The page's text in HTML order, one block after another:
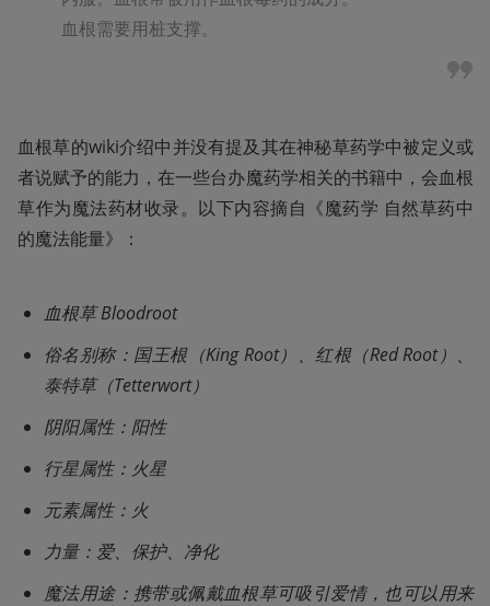
血根需要用桩支撑。
血根草的wiki介绍中并没有提及其在神秘草药学中被定义或
者说赋予的能力，在一些台办魔药学相关的书籍中，会血根
草作为魔法药材收录。以下内容摘自《魔药学 自然草药中
的魔法能量》：
血根草 Bloodroot
俗名别称：国王根（King Root）、红根（Red Root）、
泰特草（Tetterwort）
阴阳属性：阳性
行星属性：火星
元素属性：火
力量：爱、保护、净化
魔法用途：携带或佩戴血根草可吸引爱情，也可以用来